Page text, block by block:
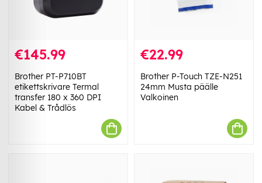
€145.99
Brother PT-P710BT
etikettskrivare Termal
transfer 180 x 360 DPI
Kabel & Trådlös
€22.99
Brother P-Touch TZE-N251
24mm Musta päälle
Valkoinen